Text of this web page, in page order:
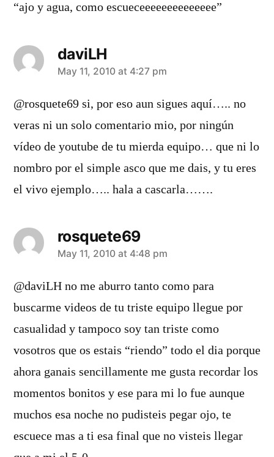
“ajo y agua, como escueceeeeeeeeeeeeee”
daviLH
says:
May 11, 2010 at 4:27 pm
@rosquete69 si, por eso aun sigues aquí….. no
veras ni un solo comentario mio, por ningún
vídeo de youtube de tu mierda equipo… que ni lo
nombro por el simple asco que me dais, y tu eres
el vivo ejemplo….. hala a cascarla…….
rosquete69
says:
May 11, 2010 at 4:48 pm
@daviLH no me aburro tanto como para
buscarme videos de tu triste equipo llegue por
casualidad y tampoco soy tan triste como
vosotros que os estais “riendo” todo el dia porque
ahora ganais sencillamente me gusta recordar los
momentos bonitos y ese para mi lo fue aunque
muchos esa noche no pudisteis pegar ojo, te
escuece mas a ti esa final que no visteis llegar